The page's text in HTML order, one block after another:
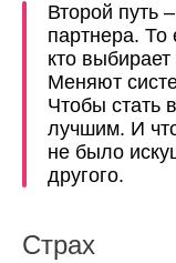
Второй путь
партнера. То
кто выбирает
Меняют
Чтобы стать
лучшим. И
не было
другого.
Страх